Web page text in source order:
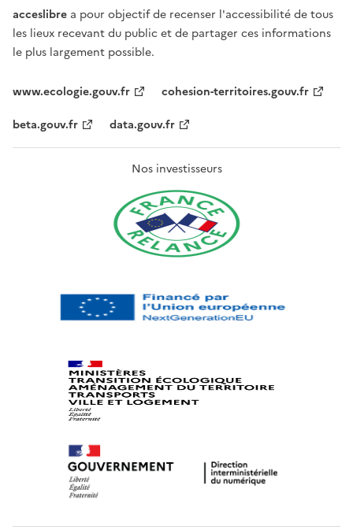
acceslibre a pour objectif de recenser l'accessibilité de tous
les lieux recevant du public et de partager ces informations
le plus largement possible.
www.ecologie.gouv.fr
cohesion-territoires.gouv.fr
beta.gouv.fr
data.gouv.fr
Nos investisseurs